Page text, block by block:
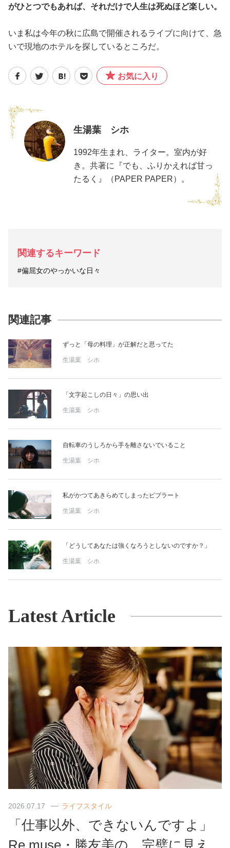
がひとつでもあれば、それだけで人生は死ぬほど楽しい。
いま私は今年の秋に広島で開催されるライブに向けて、急
いで現地のホテルを探しているところだ。
お気に入り
生湯葉 シホ
1992年生まれ、ライター。室内が好
き。共著に『でも、ふりかえれば甘っ
たるく』（PAPER PAPER）。
関連するキーワード
#偏屈女のやっかいな日々
関連記事
ずっと「母の料理」が正解だと思ってた
生湯葉 シホ
「文字起こしの日々」の思い出
生湯葉 シホ
自転車のうしろから手を離さないでいること
生湯葉 シホ
私がかつてあきらめてしまったビブラート
生湯葉 シホ
「どうしてあなたは強くなろうとしないのですか？」
生湯葉 シホ
Latest Article
2026.07.17 ライフスタイル
「仕事以外、できないんですよ」